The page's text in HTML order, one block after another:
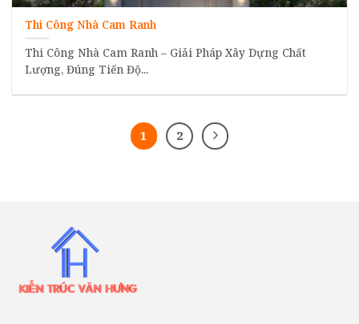
Thi Công Nhà Cam Ranh
Thi Công Nhà Cam Ranh – Giải Pháp Xây Dựng Chất
Lượng, Đúng Tiến Độ...
1 2